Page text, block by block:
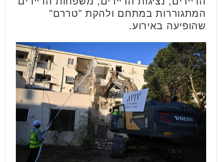
המתגוררות במתחם ולהקת "טררם"
שהופיעה באירוע.